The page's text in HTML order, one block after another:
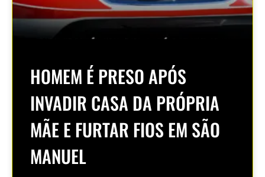
HOMEM É PRESO APÓS
INVADIR CASA DA PRÓPRIA
MÃE E FURTAR FIOS EM SÃO
MANUEL